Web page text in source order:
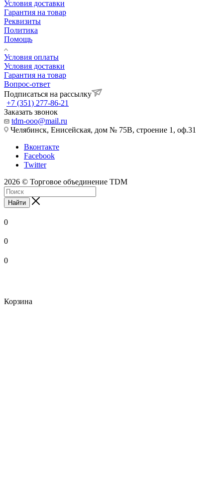
Условия доставки
Гарантия на товар
Реквизиты
Политика
Помощь
Условия оплаты
Условия доставки
Гарантия на товар
Вопрос-ответ
Подписаться на рассылку
+7 (351) 277-86-21
Заказать звонок
tdm-ooo@mail.ru
Челябинск, Енисейская, дом № 75В, строение 1, оф.31
Вконтакте
Facebook
Twitter
2026 © Торговое объединение TDM
Найти
0
0
0
Корзина